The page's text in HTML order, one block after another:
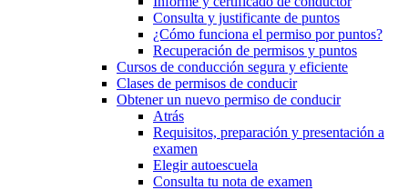
Consulta y justificante de puntos
¿Cómo funciona el permiso por puntos?
Recuperación de permisos y puntos
Cursos de conducción segura y eficiente
Clases de permisos de conducir
Obtener un nuevo permiso de conducir
Atrás
Requisitos, preparación y presentación a
examen
Elegir autoescuela
Consulta tu nota de examen